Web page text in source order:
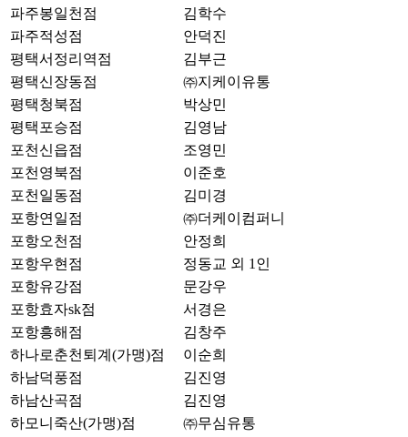
파주봉일천점
김학수
파주적성점
안덕진
평택서정리역점
김부근
평택신장동점
㈜지케이유통
평택청북점
박상민
평택포승점
김영남
포천신읍점
조영민
포천영북점
이준호
포천일동점
김미경
포항연일점
㈜더케이컴퍼니
포항오천점
안정희
포항우현점
정동교 외 1인
포항유강점
문강우
포항효자sk점
서경은
포항흥해점
김창주
하나로춘천퇴계(가맹)점
이순희
하남덕풍점
김진영
하남산곡점
김진영
하모니죽산(가맹)점
㈜무심유통